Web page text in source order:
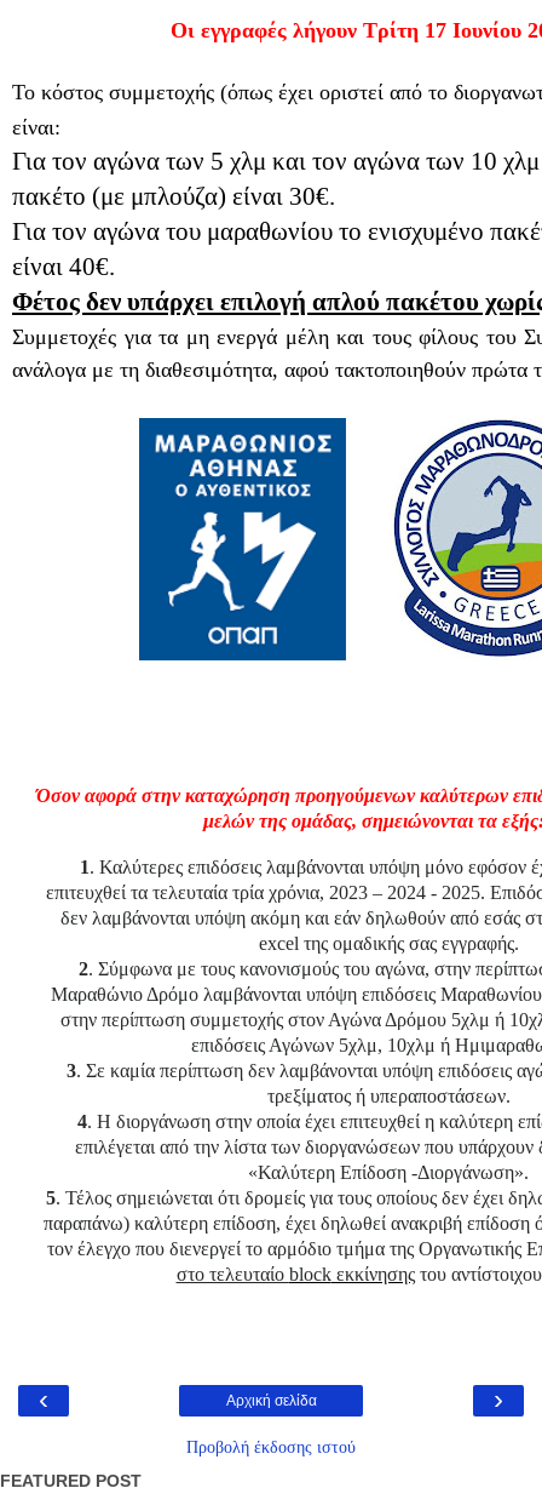
Οι εγγραφές λήγουν Τρίτη 17 Ιουνίου
Το κόστος συμμετοχής (όπως έχει οριστεί από το
είναι:
Για τον αγώνα των 5 χλμ και τον αγώνα των 10 χλμ
πακέτο (με μπλούζα) είναι 30€.
Για τον αγώνα του μαραθωνίου το ενισχυμένο
είναι 40€.
Φέτος δεν υπάρχει επιλογή απλού πακέτου
Συμμετοχές για τα μη ενεργά μέλη και τους φίλους του
ανάλογα με τη διαθεσιμότητα, αφού τακτοποιηθούν πρώτα
Όσον αφορά στην καταχώρηση προηγούμενων καλύτερων
μελών της ομάδας, σημειώνονται τα
1. Καλύτερες επιδόσεις λαμβάνονται υπόψη μόνο εφόσον
επιτευχθεί τα τελευταία τρία χρόνια, 2023 – 2024 - 2025.
δεν λαμβάνονται υπόψη ακόμη και εάν δηλωθούν από εσάς
excelτης ομαδικής σας εγγραφής.
2. Σύμφωνα με τους κανονισμούς του αγώνα, στην
Μαραθώνιο Δρόμο λαμβάνονται υπόψη επιδόσεις
στην περίπτωση συμμετοχής στον Αγώνα Δρόμου 5χλμ ή
επιδόσεις Αγώνων 5χλμ, 10χλμ ή
3. Σε καμία περίπτωση δεν λαμβάνονται υπόψη επιδόσεις
τρεξίματος ή υπεραποστάσεων.
4. Η διοργάνωση στην οποία έχει επιτευχθεί η καλύτερη
επιλέγεται από την λίστα των διοργανώσεων που υπάρχουν
«Καλύτερη Επίδοση -Διοργάνωση».
5. Τέλος σημειώνεται ότι δρομείς για τους οποίους δεν έχει
παραπάνω) καλύτερη επίδοση, έχει δηλωθεί ανακριβή επίδοση
τον έλεγχο που διενεργεί το αρμόδιο τμήμα της Οργανωτικής
στο τελευταίο blockεκκίνησηςτου
‹ ›
Αρχική σελίδα
Προβολή έκδοσης ιστού
FEATURED POST